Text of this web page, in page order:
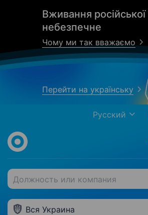
Вживання російської
небезпечне
Чому ми так вважаємо
Перейти на українську
Русский
Должность или компания
Вся Украина